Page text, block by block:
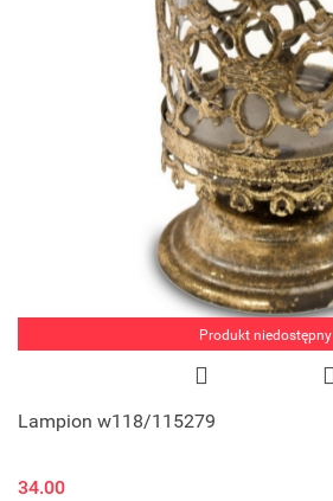
Produkt niedostępny
Lampion w118/115279
34.00